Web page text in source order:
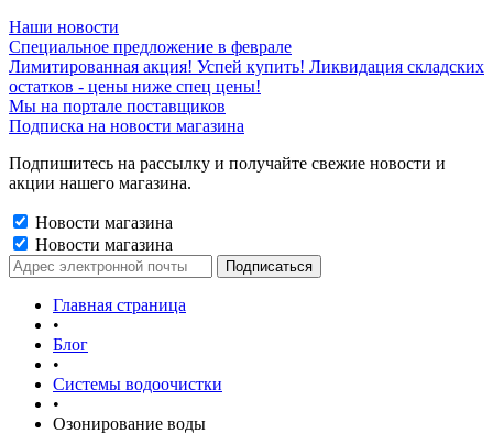
Наши новости
Специальное предложение в феврале
Лимитированная акция! Успей купить! Ликвидация складских
остатков - цены ниже спец цены!
Мы на портале поставщиков
Подписка на новости магазина
Подпишитесь на рассылку и получайте свежие новости и
акции нашего магазина.
Новости магазина
Новости магазина
Главная страница
•
Блог
•
Системы водоочистки
•
Озонирование воды